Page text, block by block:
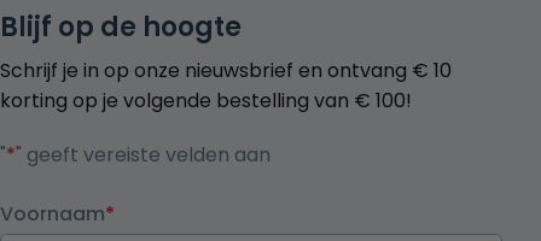
Blijf op de hoogte
Schrijf je in op onze nieuwsbrief en ontvang € 10
korting op je volgende bestelling van € 100!
"*" geeft vereiste velden aan
Voornaam*